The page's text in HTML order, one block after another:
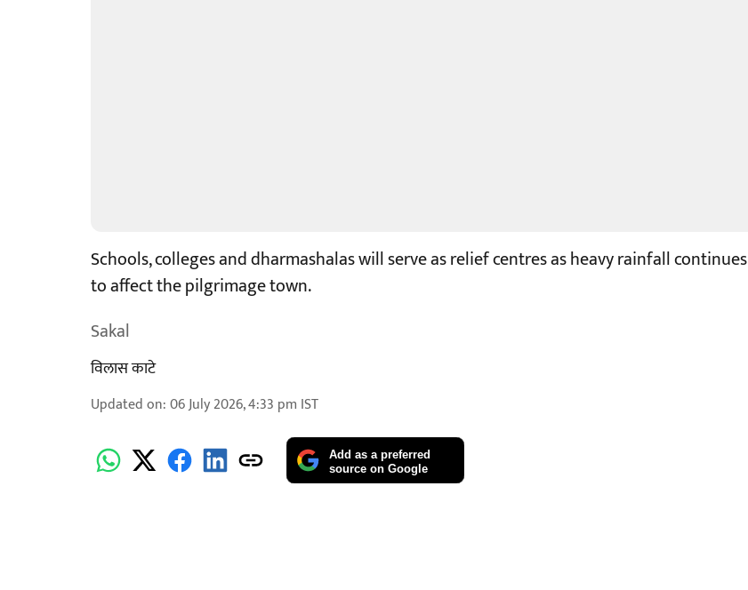
Schools, colleges and dharmashalas will serve as relief centres as heavy rainfall continues
to affect the pilgrimage town.
Sakal
विलास काटे
Updated on:06 July 2026, 4:33 pm IST
Add as a preferred
source on Google